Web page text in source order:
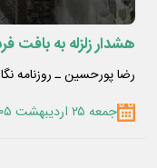
هشدار زلزله به بافت
رضا پورحسین ـ روزنامه
جمعه ۲۵ اردیبهشت ۱۴۰۵